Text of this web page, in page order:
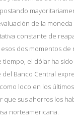
de la moneda
constante de
dos momentos de
el dólar ha
Banco Central
loco en los
que sus ahorros los
norteamericana.